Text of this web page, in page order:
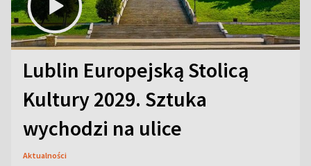
Lublin Europejską Stolicą
Kultury 2029. Sztuka
wychodzi na ulice
Aktualności